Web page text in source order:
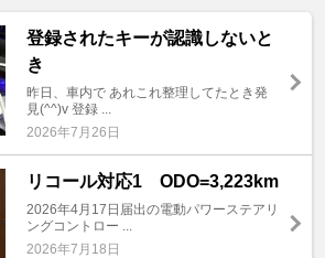
登録されたキーが認識しないと
き
昨日、車内で あれこれ整理してたとき発
見(^^)v 登録 ...
2026年7月26日
リコール対応1 ODO=3,223km
2026年4月17日届出の電動パワーステアリ
ングコントロー ...
2026年7月18日